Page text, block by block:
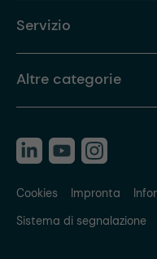
Servizio
Altre categorie
Cookies Impronta
Sistema di segnalazione